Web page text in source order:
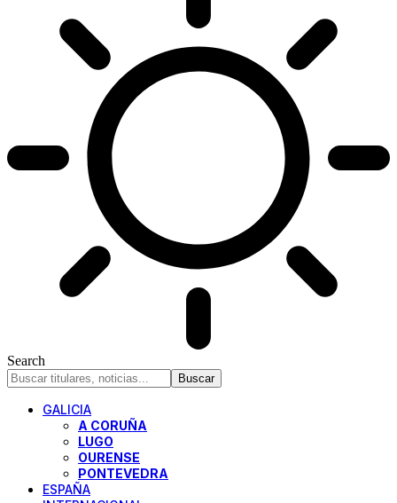
Search
GALICIA
A CORUÑA
LUGO
OURENSE
PONTEVEDRA
ESPAÑA